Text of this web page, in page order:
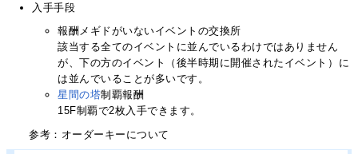
入手手段
報酬メギドがいないイベントの交換所
該当する全てのイベントに並んでいるわけではありません
が、下の方のイベント（後半時期に開催されたイベント）に
は並んでいることが多いです。
星間の塔制覇報酬
15F制覇で2枚入手できます。
参考：オーダーキーについて